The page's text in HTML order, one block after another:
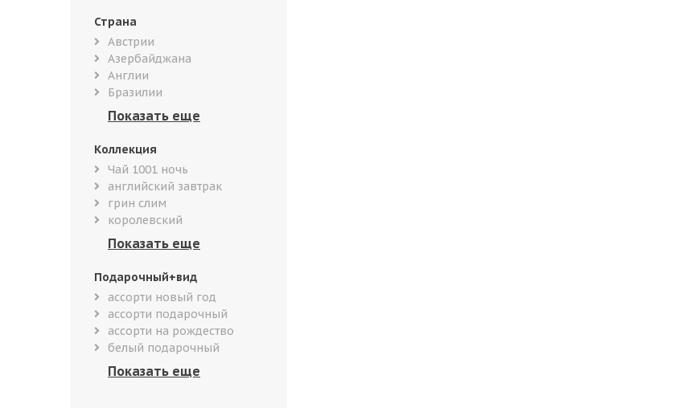
Страна
Австрии
Азербайджана
Англии
Бразилии
Коллекция
Чай 1001 ночь
английский завтрак
грин слим
королевский
Подарочный+вид
ассорти новый год
ассорти подарочный
ассорти на рождество
белый подарочный